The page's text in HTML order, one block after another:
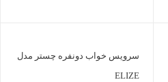
سرویس خواب دونفره چستر مدل
ELIZE